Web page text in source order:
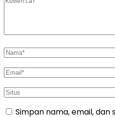
Simpan nama, email, dan